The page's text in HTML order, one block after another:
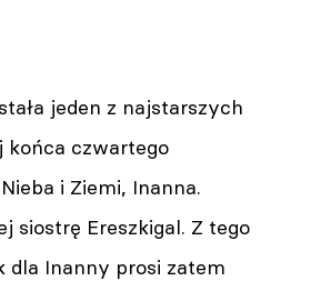
jeden z najstarszych
końca czwartego
i Ziemi, Inanna.
siostrę Ereszkigal. Z tego
dla Inanny prosi zatem